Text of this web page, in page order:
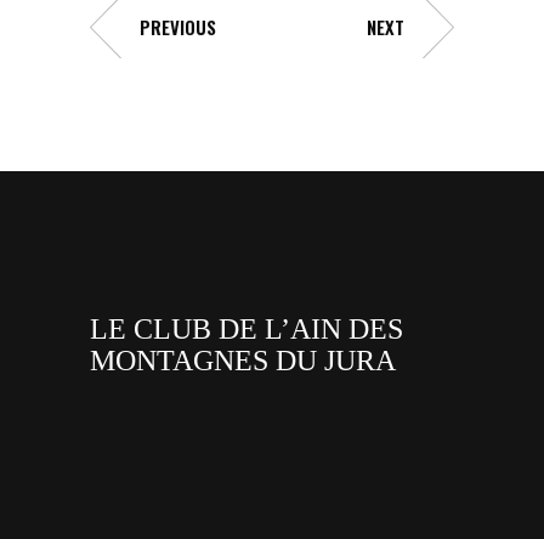
PREVIOUS NEXT
LE CLUB DE L’AIN DES
MONTAGNES DU JURA